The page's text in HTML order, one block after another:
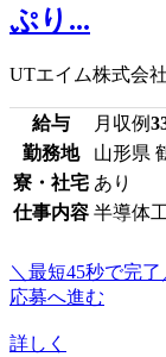
ぷり...
UTエイム株式会社
給与 月収例
勤務地
山形県
寮・社宅 あり
仕事内容 半導体
＼最短45秒で完了
応募へ進む
詳しく